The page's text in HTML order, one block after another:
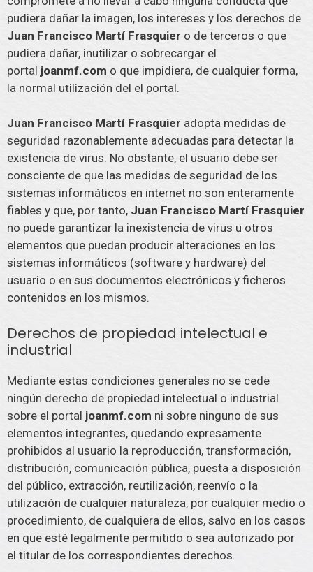
pudiera dañar la imagen, los intereses y los derechos de
Juan Francisco Martí Frasquier o de terceros o que
pudiera dañar, inutilizar o sobrecargar el
portal joanmf.com o que impidiera, de cualquier forma,
la normal utilización del el portal.
Juan Francisco Martí Frasquier adopta medidas de
seguridad razonablemente adecuadas para detectar la
existencia de virus. No obstante, el usuario debe ser
consciente de que las medidas de seguridad de los
sistemas informáticos en internet no son enteramente
fiables y que, por tanto, Juan Francisco Martí Frasquier
no puede garantizar la inexistencia de virus u otros
elementos que puedan producir alteraciones en los
sistemas informáticos (software y hardware) del
usuario o en sus documentos electrónicos y ficheros
contenidos en los mismos.
Derechos de propiedad intelectual e
industrial
Mediante estas condiciones generales no se cede
ningún derecho de propiedad intelectual o industrial
sobre el portal joanmf.com ni sobre ninguno de sus
elementos integrantes, quedando expresamente
prohibidos al usuario la reproducción, transformación,
distribución, comunicación pública, puesta a disposición
del público, extracción, reutilización, reenvío o la
utilización de cualquier naturaleza, por cualquier medio o
procedimiento, de cualquiera de ellos, salvo en los casos
en que esté legalmente permitido o sea autorizado por
el titular de los correspondientes derechos.